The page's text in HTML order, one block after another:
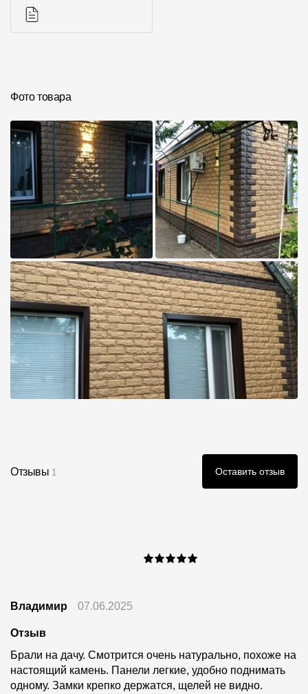
Фото товара
Отзывы 1 Оставить отзыв
Владимир 07.06.2025
Отзыв
Брали на дачу. Смотрится очень натурально, похоже на
настоящий камень. Панели легкие, удобно поднимать
одному. Замки крепко держатся, щелей не видно.